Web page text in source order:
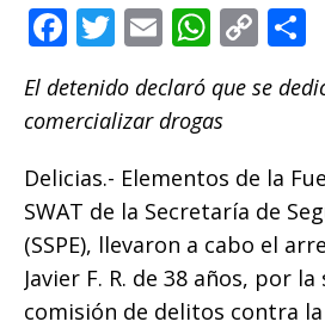
F
c
e
b
o
o
k
T
w
it
te
r
E
m
ai
l
W
at
s
A
p
p
C
p
Li
n
k
o
r
El detenido declaró que se
comercializar drogas
Delicias.- Elementos de la
SWAT de la Secretaría de
(SSPE), llevaron a cabo el
Javier F. R. de 38 años, por
comisión de delitos contra